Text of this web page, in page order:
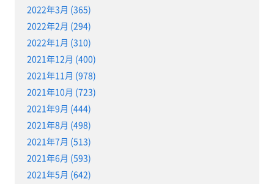
2022年3月 (365)
2022年2月 (294)
2022年1月 (310)
2021年12月 (400)
2021年11月 (978)
2021年10月 (723)
2021年9月 (444)
2021年8月 (498)
2021年7月 (513)
2021年6月 (593)
2021年5月 (642)